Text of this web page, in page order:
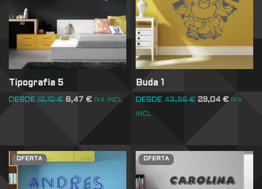
Tipografia 5
DESDE 12,10€ 8,47 € IVA INCL
Buda 1
DESDE 43,56€ 29,04€ IVA
INCL
OFERTA OFERTA